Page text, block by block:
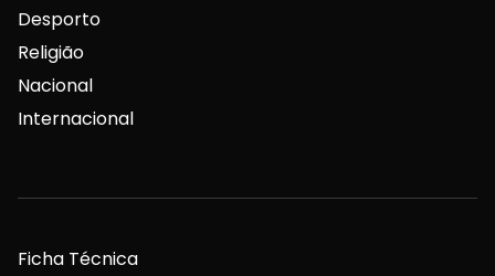
Desporto
Religião
Nacional
Internacional
Ficha Técnica